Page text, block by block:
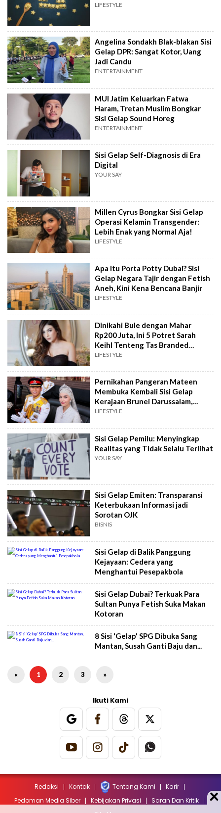
LIFESTYLE
Angelina Sondakh Blak-blakan Sisi
Gelap DPR: Sangat Kotor, Uang
Jadi Candu
ENTERTAINMENT
MUI Jatim Keluarkan Fatwa
Haram, Tretan Muslim Bongkar
Sisi Gelap Sound Horeg
ENTERTAINMENT
Sisi Gelap Self-Diagnosis di Era
Digital
YOUR SAY
Millen Cyrus Bongkar Sisi Gelap
Operasi Kelamin Transgender:
Lebih Enak yang Normal Aja!
LIFESTYLE
Apa Itu Porta Potty Dubai? Sisi
Gelap Negara Tajir dengan Fetish
Aneh, Kini Kena Bencana Banjir
LIFESTYLE
Dinikahi Bule dengan Mahar
Rp200 Juta, Ini 5 Potret Sarah
Keihl Tenteng Tas Branded
Bernilai Fantastis
LIFESTYLE
Pernikahan Pangeran Mateen
Membuka Kembali Sisi Gelap
Kerajaan Brunei Darussalam,
Sosok Jefri Bolkiah Diungkit
LIFESTYLE
Sisi Gelap Pemilu: Menyingkap
Realitas yang Tidak Selalu Terlihat
YOUR SAY
Sisi Gelap Emiten: Transparansi
Keterbukaan Informasi jadi
Sorotan OJK
BISNIS
Sisi Gelap di Balik Panggung
Kejayaan: Cedera yang
Menghantui Pesepakbola
Sisi Gelap Dubai? Terkuak Para
Sultan Punya Fetish Suka Makan
Kotoran
8 Sisi 'Gelap' SPG Dibuka Sang
Mantan, Susah Ganti Baju dan...
« 1 2 3 »
Ikuti Kami
Redaksi Kontak Tentang Kami
Karir
Pedoman Media Siber
Kebijakan Privasi
Saran Dan Kritik